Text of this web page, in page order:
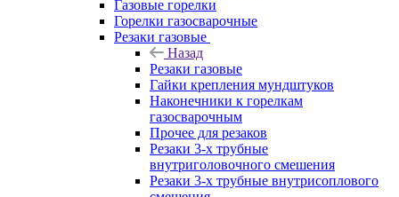
Газовые горелки
Горелки газосварочные
Резаки газовые
Назад
Резаки газовые
Гайки крепления мундштуков
Наконечники к горелкам
газосварочным
Прочее для резаков
Резаки 3-х трубные
внутриголовочного смешения
Резаки 3-х трубные внутрисоплового